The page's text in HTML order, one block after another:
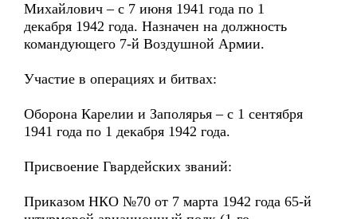
Михайлович – с 7 июня 1941 года по 1
декабря 1942 года. Назначен на должность
командующего 7-й Воздушной Армии.
Участие в операциях и битвах:
Оборона Карелии и Заполярья – с 1 сентября
1941 года по 1 декабря 1942 года.
Присвоение Гвардейских званий:
Приказом НКО №70 от 7 марта 1942 года 65-й